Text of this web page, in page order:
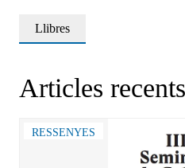
Llibres
Articles recents
RESSENYES